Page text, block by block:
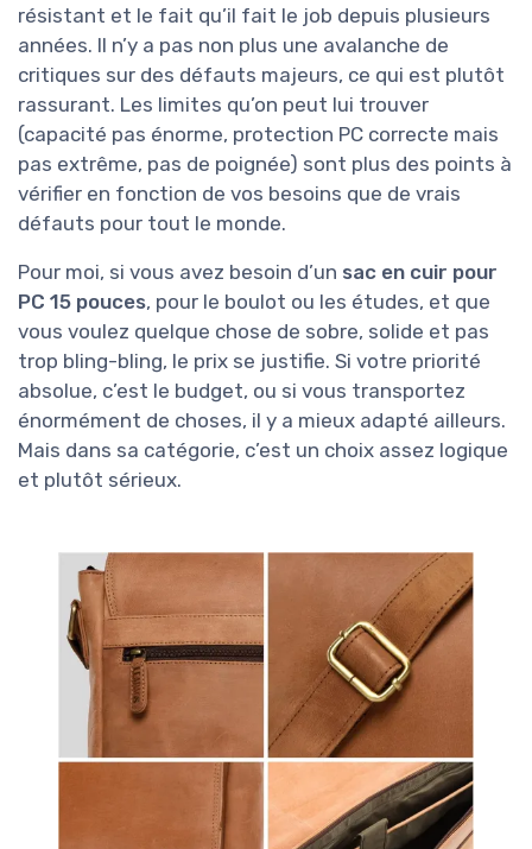
résistant et le fait qu’il fait le job depuis plusieurs
années. Il n’y a pas non plus une avalanche de
critiques sur des défauts majeurs, ce qui est plutôt
rassurant. Les limites qu’on peut lui trouver
(capacité pas énorme, protection PC correcte mais
pas extrême, pas de poignée) sont plus des points à
vérifier en fonction de vos besoins que de vrais
défauts pour tout le monde.
Pour moi, si vous avez besoin d’un sac en cuir pour
PC 15 pouces, pour le boulot ou les études, et que
vous voulez quelque chose de sobre, solide et pas
trop bling-bling, le prix se justifie. Si votre priorité
absolue, c’est le budget, ou si vous transportez
énormément de choses, il y a mieux adapté ailleurs.
Mais dans sa catégorie, c’est un choix assez logique
et plutôt sérieux.